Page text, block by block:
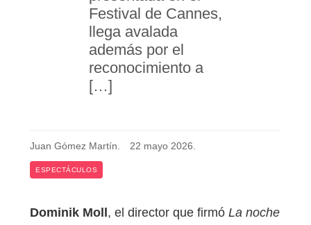
Festival de Cannes,
llega avalada
además por el
reconocimiento a
[…]
Juan Gómez Martín 22 mayo 2026
ESPECTÁCULOS
Dominik Moll , el director que firmó La noche